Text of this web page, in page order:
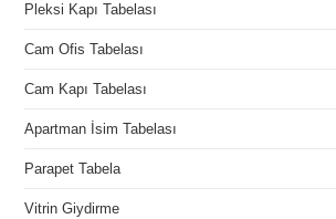
Pleksi Kapı Tabelası
Cam Ofis Tabelası
Cam Kapı Tabelası
Apartman İsim Tabelası
Parapet Tabela
Vitrin Giydirme